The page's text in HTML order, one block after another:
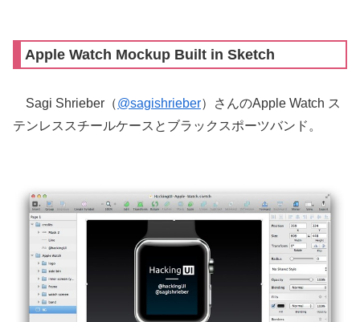
Apple Watch Mockup Built in Sketch
Sagi Shrieber（@sagishrieber）さんのApple Watch ス
テンレススチールケースとブラックスポーツバンド。